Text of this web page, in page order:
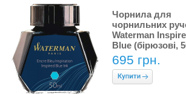
Чорнила для
чорнильних
Waterman
Blue (бірюзові,
695 грн.